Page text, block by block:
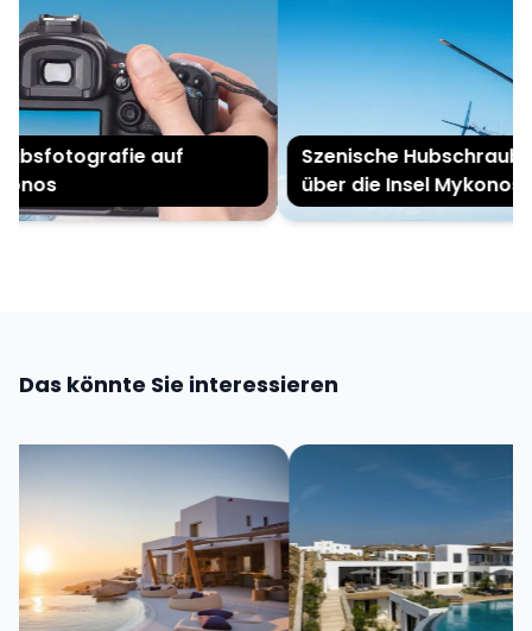
auf
Szenische
über die Insel Mykonos
Das könnte Sie interessieren